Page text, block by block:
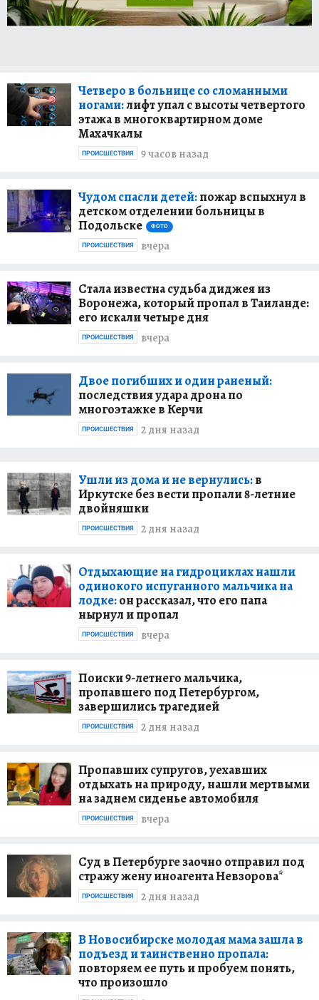
Четверо в больнице со сломанными
ногами:лифт упал с высоты четвертого
этажа в многоквартирном доме
Махачкалы
9 часов назад
ПРОИСШЕСТВИЯ
Чудом спасли детей:пожар вспыхнул в
детском отделении больницы в
Подольске
ФОТО
вчера
ПРОИСШЕСТВИЯ
Стала известна судьба диджея из
Воронежа, который пропал в Таиланде:
его искали четыре дня
вчера
ПРОИСШЕСТВИЯ
Двое погибших и один раненый:
последствия удара дрона по
многоэтажке в Керчи
2 дня назад
ПРОИСШЕСТВИЯ
Ушли из дома и не вернулись:в
Иркутске без вести пропали 8-летние
двойняшки
2 дня назад
ПРОИСШЕСТВИЯ
Отдыхающие на гидроциклах нашли
одинокого испуганного мальчика на
лодке:он рассказал, что его папа
нырнул и пропал
вчера
ПРОИСШЕСТВИЯ
Поиски 9-летнего мальчика,
пропавшего под Петербургом,
завершились трагедией
2 дня назад
ПРОИСШЕСТВИЯ
Пропавших супругов, уехавших
отдыхать на природу, нашли мертвыми
на заднем сиденье автомобиля
вчера
ПРОИСШЕСТВИЯ
Суд в Петербурге заочно отправил под
стражу жену иноагента Невзорова*
2 дня назад
ПРОИСШЕСТВИЯ
В Новосибирске молодая мама зашла в
подъезд и таинственно пропала:
повторяем ее путь и пробуем понять,
что произошло